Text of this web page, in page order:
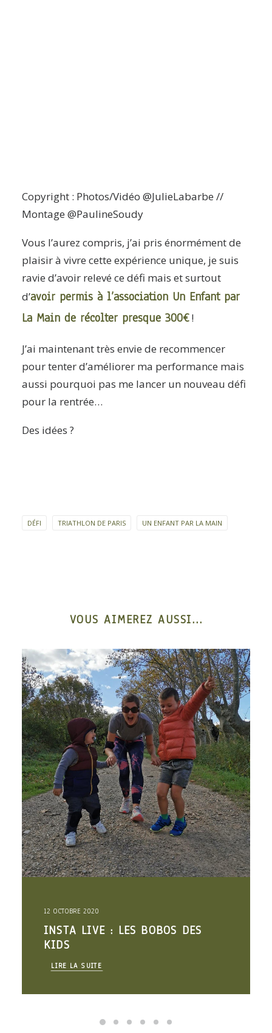
Copyright : Photos/Vidéo @JulieLabarbe //
Montage @PaulineSoudy
Vous l’aurez compris, j’ai pris énormément de
plaisir à vivre cette expérience unique, je suis
ravie d’avoir relevé ce défi mais et surtout
d’avoir permis à l’association Un Enfant par
La Main de récolter presque 300€!
J’ai maintenant très envie de recommencer
pour tenter d’améliorer ma performance mais
aussi pourquoi pas me lancer un nouveau défi
pour la rentrée…
Des idées ?
DÉFI TRIATHLON DE PARIS UN ENFANT PAR LA MAIN
VOUS AIMEREZ AUSSI...
12 OCTOBRE 2020
INSTA LIVE : LES BOBOS DES
KIDS
LIRE LA SUITE